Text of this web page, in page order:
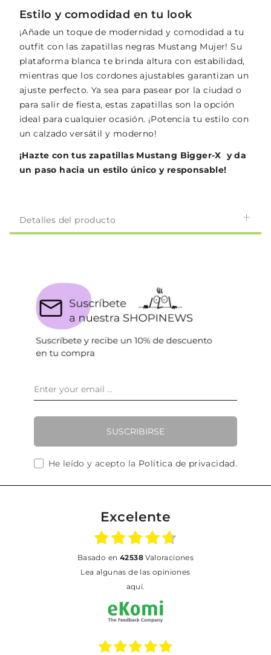
Estilo y comodidad en tu look
¡Añade un toque de modernidad y comodidad a tu
outfit con las zapatillas negras Mustang Mujer! Su
plataforma blanca te brinda altura con estabilidad,
mientras que los cordones ajustables garantizan un
ajuste perfecto. Ya sea para pasear por la ciudad o
para salir de fiesta, estas zapatillas son la opción
ideal para cualquier ocasión. ¡Potencia tu estilo con
un calzado versátil y moderno!
¡Hazte con tus zapatillas Mustang Bigger-X y da
un paso hacia un estilo único y responsable!
Detalles del producto
SUSCRIBIRSE
He leído y acepto la Política de privacidad.
Excelente
basado en 42538Valoraciones
Lea algunas de las opiniones
aquí.